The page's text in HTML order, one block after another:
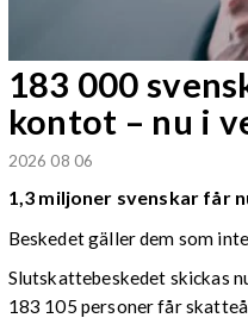
183 000
kontot – nu i
2026 08 06
1,3 miljoner svenskar får
Beskedet gäller dem som
Slutskattebeskedet skickas
183 105 personer får